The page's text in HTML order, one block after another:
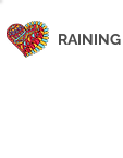
RAINING